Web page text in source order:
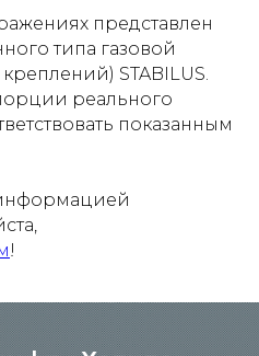
представлен
типа газовой
STABILUS.
реального
показанным
!